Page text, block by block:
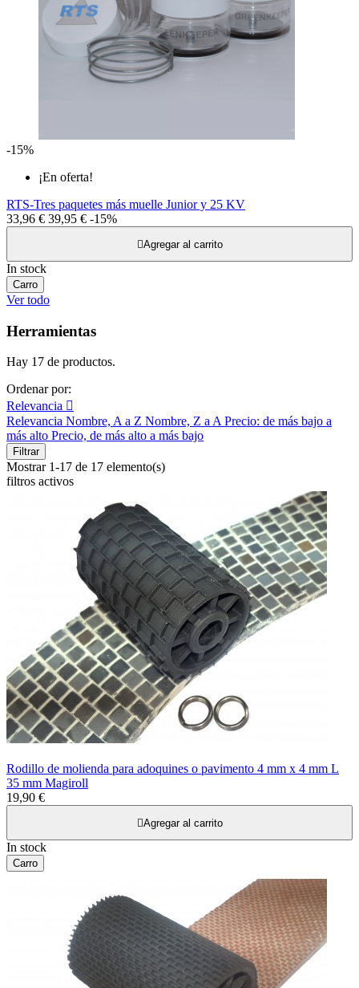
-15%
¡En oferta!
RTS-Tres paquetes más muelle Junior y 25 KV
33,96 € 39,95 € -15%
Agregar al carrito
In stock
Carro
Ver todo
Herramientas
Hay 17 de productos.
Ordenar por:
Relevancia 
Relevancia Nombre, A a Z Nombre, Z a APrecio: de más bajo a
más alto Precio, de más alto a más bajo
Filtrar
Mostrar 1-17 de 17 elemento(s)
filtros activos
Rodillo de molienda para adoquines o pavimento 4 mm x 4 mm L
35 mm Magiroll
19,90 €
Agregar al carrito
In stock
Carro